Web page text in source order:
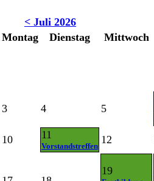
< Juli 2026
Montag
Dienstag Mittwoch
3 4 5
10 11
Vorstandstreffen
12
19